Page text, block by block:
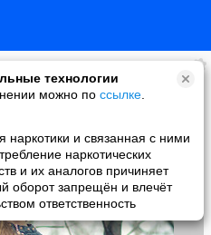
технологии
можно по ссылке
наркотики и связанная с ними
наркотических
и их аналогов причиняет
оборот запрещён и влечёт
ответственность